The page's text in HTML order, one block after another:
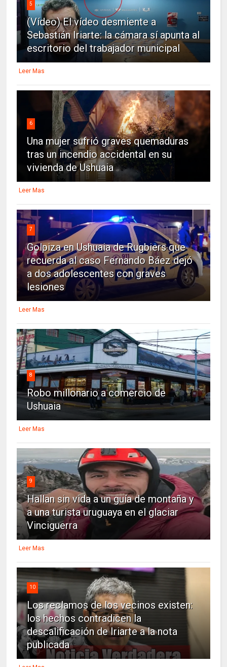
5
(Vídeo) El vídeo desmiente a
Sebastián Iriarte: la cámara sí apunta al
escritorio del trabajador municipal
Leer Mas
6
Una mujer sufrió graves quemaduras
tras un incendio accidental en su
vivienda de Ushuaia
Leer Mas
7
Golpiza en Ushuaia de Rugbiers que
recuerda al caso Fernando Báez dejó
a dos adolescentes con graves
lesiones
Leer Mas
8
Robo millonario a comercio de
Ushuaia
Leer Mas
9
Hallan sin vida a un guía de montaña y
a una turista uruguaya en el glaciar
Vinciguerra
Leer Mas
10
Los reclamos de los vecinos existen:
los hechos contradicen la
descalificación de Iriarte a la nota
publicada